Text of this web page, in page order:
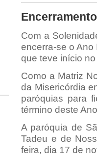
Com a
encerra-se o Ano
que teve início
Como a Matriz
da Misericórdia
paróquias para
término deste
A paróquia de
Tadeu e de
feira, dia 17 de